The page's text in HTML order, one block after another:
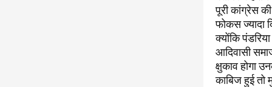
पूरी कांग्रेस
फोकस ज्यादा
क्योंकि
आदिवासी
क्षुकाव होगा
काबिज हुई तो